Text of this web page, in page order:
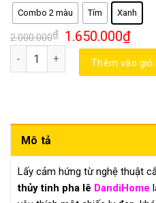
Combo 2 màu Tím Xanh
2.000.000₫ 1.650.000₫
Số lượng
Thêm vào giỏ
Mô tả
Lấy cảm hứng từ nghệ thuật
thủy tinh pha lê DandiHome